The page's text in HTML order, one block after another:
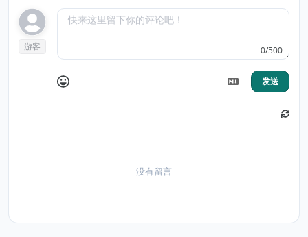
游客 0/500
发送
没有留言